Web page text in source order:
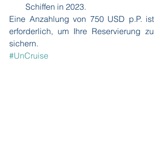
Schiffen in 2023.
Eine Anzahlung von 750 USD p.P. ist
erforderlich, um Ihre Reservierung zu
sichern.
#UnCruise